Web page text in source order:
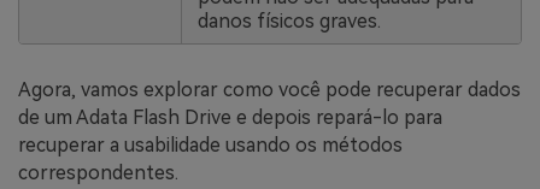
danos físicos graves.
Agora, vamos explorar como você pode recuperar dados
de um Adata Flash Drive e depois repará-lo para
recuperar a usabilidade usando os métodos
correspondentes.